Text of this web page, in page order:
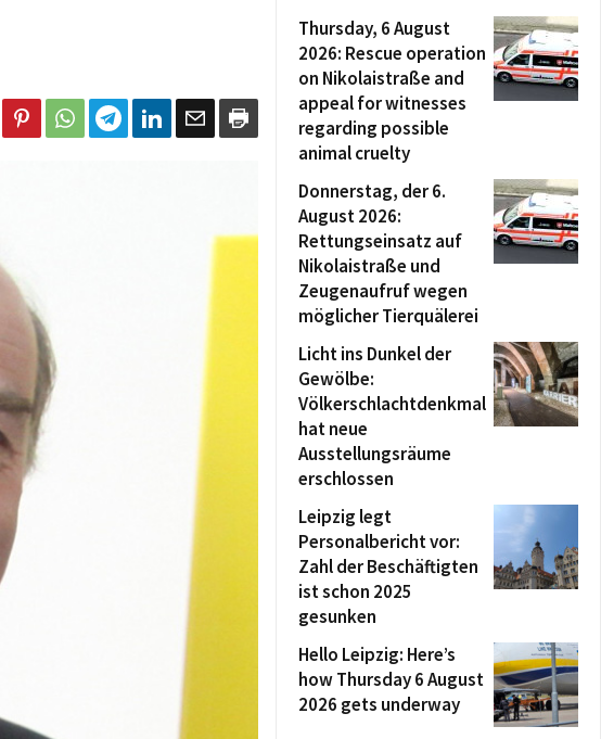
Thursday, 6 August
2026: Rescue operation
on Nikolaistraße and
appeal for witnesses
regarding possible
animal cruelty
Donnerstag, der 6.
August 2026:
Rettungseinsatz auf
Nikolaistraße und
Zeugenaufruf wegen
möglicher Tierquälerei
Licht ins Dunkel der
Gewölbe:
Völkerschlachtdenkmal
hat neue
Ausstellungsräume
erschlossen
Leipzig legt
Personalbericht vor:
Zahl der Beschäftigten
ist schon 2025
gesunken
Hello Leipzig: Here’s
how Thursday 6 August
2026 gets underway